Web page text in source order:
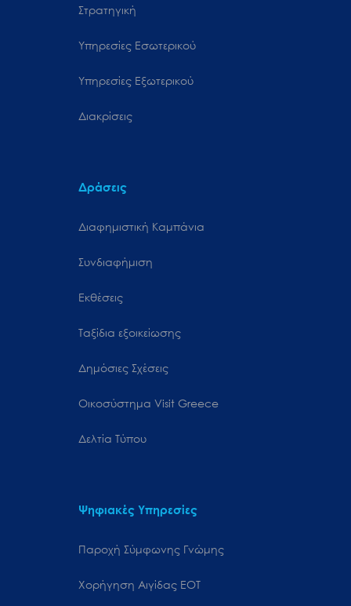
Στρατηγική
Υπηρεσίες Εσωτερικού
Υπηρεσίες Εξωτερικού
Διακρίσεις
Δράσεις
Διαφημιστική Καμπάνια
Συνδιαφήμιση
Εκθέσεις
Ταξίδια εξοικείωσης
Δημόσιες Σχέσεις
Oικοσύστημα Visit Greece
Δελτία Τύπου
Ψηφιακές Υπηρεσίες
Παροχή Σύμφωνης Γνώμης
Χορήγηση Αιγίδας ΕΟΤ